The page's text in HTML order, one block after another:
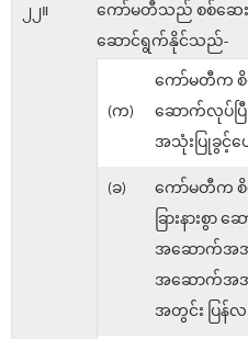
၂၂။
ကော်မတီသည် စစ်ဆေး
ဆောင်ရွက်နိုင်သည်-
(က)
ကော်မတီက
ဆောက်လုပ်ပ
အသုံးပြုခွင့်ပေး
(ခ)
ကော်မတီက
ခြားနားစွ
အဆောက်အအုံ
အဆောက်အ
အတွင်း ပြန်လ